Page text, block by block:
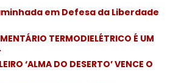
em Defesa da Liberdade
TERMODIELÉTRICO É UM
‘ALMA DO DESERTO’ VENCE O